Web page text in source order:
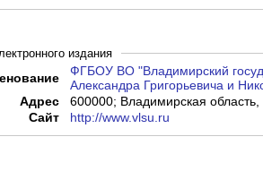
издания
ФГБОУ ВО "Владимирский
Александра Григорьевича и
Адрес
600000; Владимирская
Сайт
http://www.vlsu.ru